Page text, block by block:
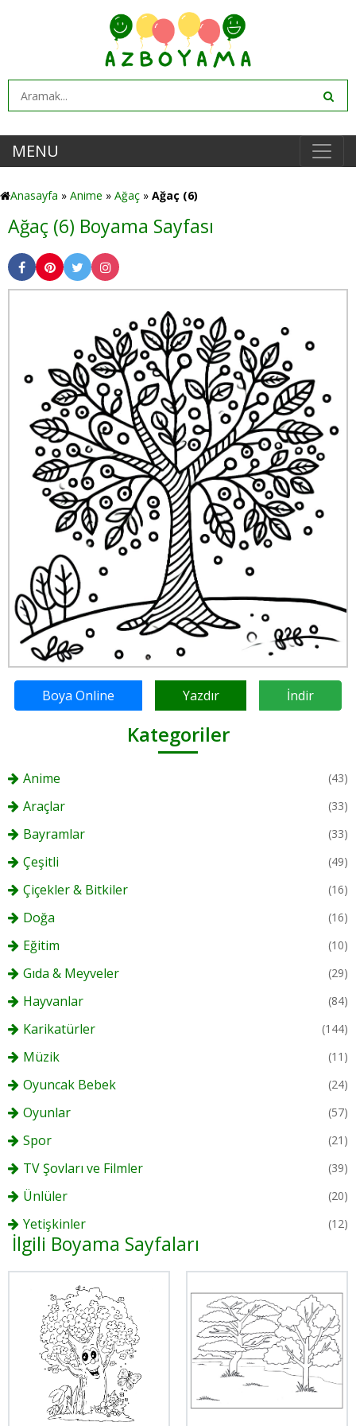
MENU
Anasayfa » Anime » Ağaç » Ağaç (6)
Ağaç (6) Boyama Sayfası
Boya Online Yazdır İndir
Kategoriler
Anime (43)
Araçlar (33)
Bayramlar (33)
Çeşitli (49)
Çiçekler & Bitkiler (16)
Doğa (16)
Eğitim (10)
Gıda & Meyveler (29)
Hayvanlar (84)
Karikatürler (144)
Müzik (11)
Oyuncak Bebek (24)
Oyunlar (57)
Spor (21)
TV Şovları ve Filmler (39)
Ünlüler (20)
Yetişkinler (12)
İlgili Boyama Sayfaları